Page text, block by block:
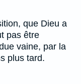
que Dieu a
pas être
vaine, par la
plus tard.